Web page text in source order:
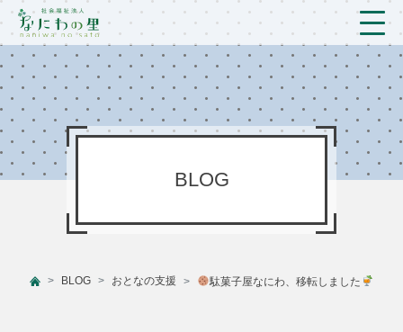
トップ
法人概要/アクセス
こども/相談支援
新着情報
BLOG
BLOG おとなの支援 駄菓子屋なにわ、移転しました